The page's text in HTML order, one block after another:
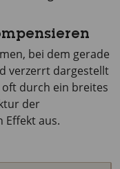
bei dem gerade
verzerrt dargestellt
durch ein breites
der
Effekt aus.